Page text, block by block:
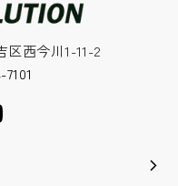
イバシーポリシーに
、上述の方法・目的に
データ処理に関し、
なします。
区西今川1-11-2